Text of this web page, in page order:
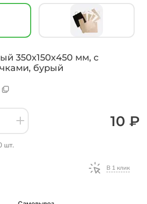
350х150х450 мм, с
бурый
шт.
10 ₽
В 1 клик